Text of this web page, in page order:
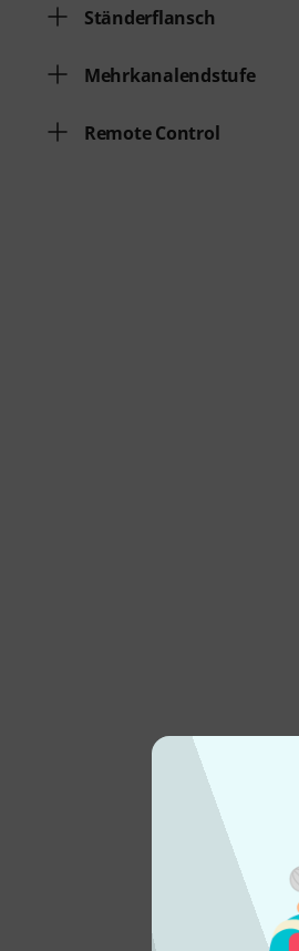
Ständerflansch
Mehrkanalendstufe
Remote Control